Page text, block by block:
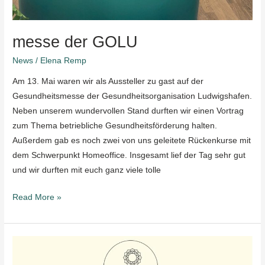
messe der GOLU
News / Elena Remp
Am 13. Mai waren wir als Aussteller zu gast auf der
Gesundheitsmesse der Gesundheitsorganisation Ludwigshafen.
Neben unserem wundervollen Stand durften wir einen Vortrag
zum Thema betriebliche Gesundheitsförderung halten.
Außerdem gab es noch zwei von uns geleitete Rückenkurse mit
dem Schwerpunkt Homeoffice. Insgesamt lief der Tag sehr gut
und wir durften mit euch ganz viele tolle
Read More »